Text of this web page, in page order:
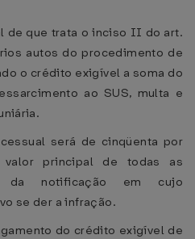
de que trata o inciso II do art.
autos do procedimento de
o crédito exigível a soma do
ao SUS, multa e
será de cinqüenta por
principal de todas as
da notificação em cujo
se der a infração.
do crédito exigível de